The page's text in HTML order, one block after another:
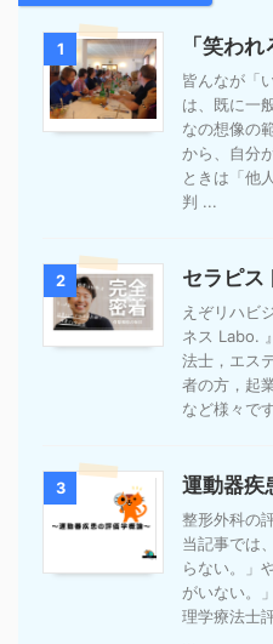
1 「笑わ
皆んなが「
は、既に一
なの想像の
から、自分
ときは「他
判 ...
2 セラピス
えぞリハビ
ネス Labo.
法士，エス
者の方，起
など様々で
3 運動器疾
整形外科の
当記事では
らない。」
がいない。
理学療法士
...